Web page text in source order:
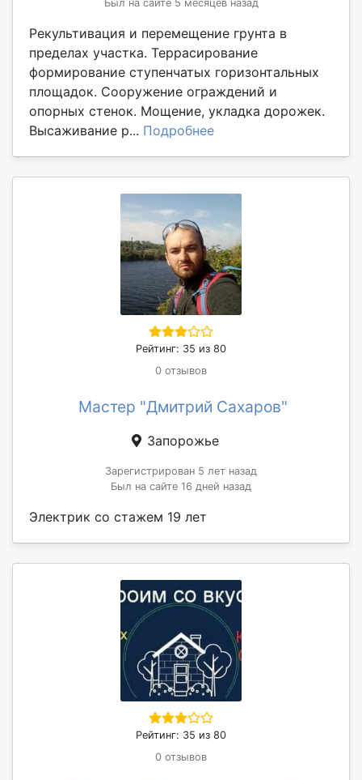
Был на сайте 5 месяцев назад
Рекультивация и перемещение грунта в
пределах участка. Террасирование
формирование ступенчатых горизонтальных
площадок. Сооружение ограждений и
опорных стенок. Мощение, укладка дорожек.
Высаживание р... Подробнее
Рейтинг: 35 из 80
0 отзывов
Мастер "Дмитрий Сахаров"
Запорожье
Зарегистрирован 5 лет назад
Был на сайте 16 дней назад
Электрик со стажем 19 лет
Рейтинг: 35 из 80
0 отзывов